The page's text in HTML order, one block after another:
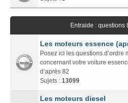
Entraide : questions
Les moteurs essence
Posez ici les questions d’ordre
concernant votre voiture
d’après 82
Sujets : 13099
Les moteurs diesel